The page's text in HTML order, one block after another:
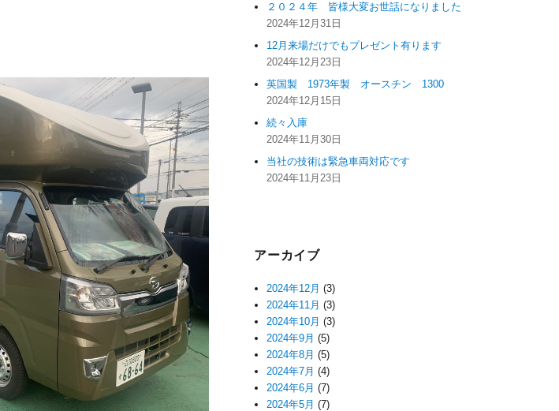
２０２４年 皆様大変お世話になりました
2024年12月31日
12月来場だけでもプレゼント有ります
2024年12月23日
英国製 1973年製 オースチン 1300
2024年12月15日
続々入庫
2024年11月30日
当社の技術は緊急車両対応です
2024年11月23日
アーカイブ
2024年12月 (3)
2024年11月 (3)
2024年10月 (3)
2024年9月 (5)
2024年8月 (5)
2024年7月 (4)
2024年6月 (7)
2024年5月 (7)